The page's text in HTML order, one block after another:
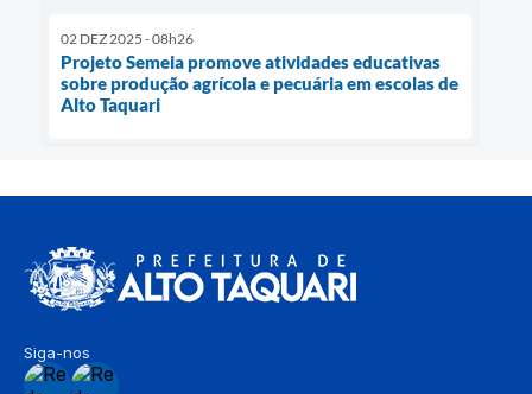
02 DEZ 2025 - 08h26
Projeto Semeia promove atividades educativas
sobre produção agrícola e pecuária em escolas de
Alto Taquari
Siga-nos